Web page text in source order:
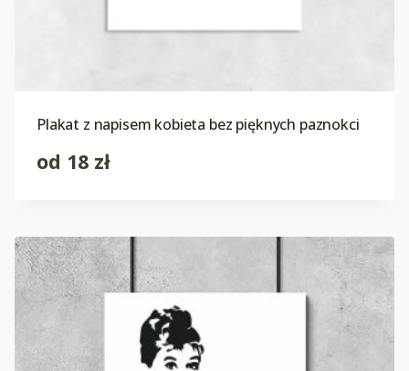
Plakat z napisem kobieta bez pięknych paznokci
od 18 zł